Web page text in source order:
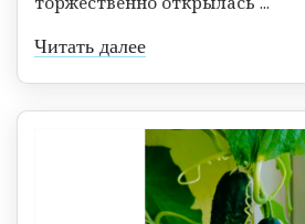
Читать далее